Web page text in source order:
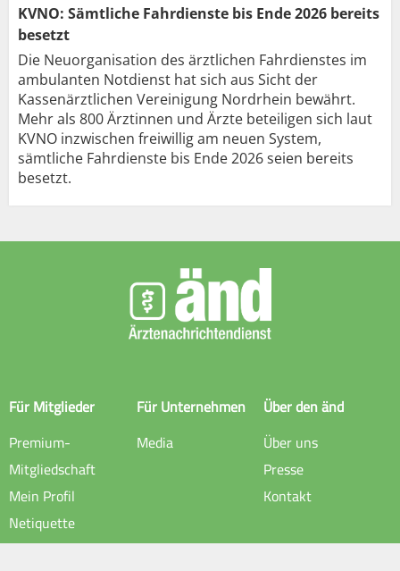
KVNO: Sämtliche Fahrdienste bis Ende 2026 bereits
besetzt
Die Neuorganisation des ärztlichen Fahrdienstes im
ambulanten Notdienst hat sich aus Sicht der
Kassenärztlichen Vereinigung Nordrhein bewährt.
Mehr als 800 Ärztinnen und Ärzte beteiligen sich laut
KVNO inzwischen freiwillig am neuen System,
sämtliche Fahrdienste bis Ende 2026 seien bereits
besetzt.
Für Mitglieder
Premium-
Mitgliedschaft
Mein Profil
Netiquette
Für Unternehmen
Media
Über den änd
Über uns
Presse
Kontakt
Rechtliche Hinweise